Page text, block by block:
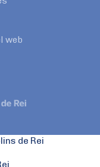
web
de Rei